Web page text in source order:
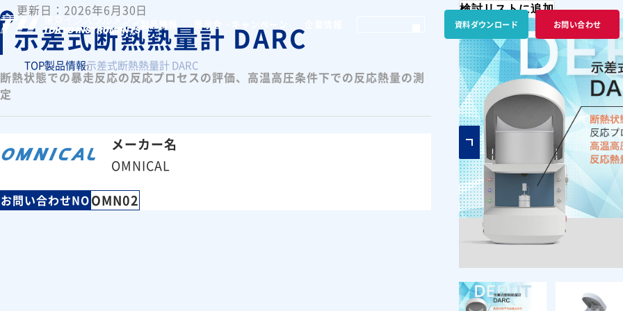
製品情報 展示会・キャンペーン 資料ダウンロード お問い合わせ
TOP製品情報示差式断熱熱量計 DARC
更新日：2026年6月30日
示差式断熱熱量計 DARC
断熱状態での暴走反応の反応プロセスの評価、高温高圧条件下での反応熱量の測
定
メーカー名
OMNICAL
お問い合わせNOOMN02
検討リストに追加